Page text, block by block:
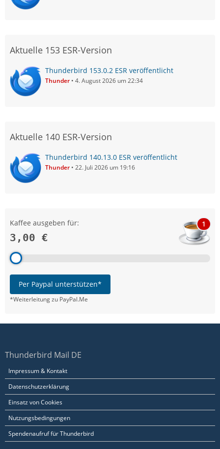
Aktuelle 153 ESR-Version
Thunderbird 153.0.2 ESR veröffentlicht
Thunder 4. August 2026 um 22:34
Aktuelle 140 ESR-Version
Thunderbird 140.13.0 ESR veröffentlicht
Thunder 22. Juli 2026 um 19:16
Kaffee ausgeben für:
3,00 €
1
Per Paypal unterstützen*
*Weiterleitung zu PayPal.Me
Thunderbird Mail DE
Impressum & Kontakt
Datenschutzerklärung
Einsatz von Cookies
Nutzungsbedingungen
Spendenaufruf für Thunderbird